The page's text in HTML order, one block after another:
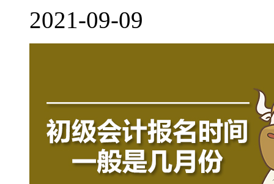
2021-09-09